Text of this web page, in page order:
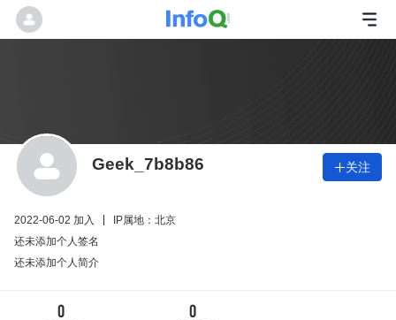
Geek_7b8b86 关注
2022-06-02 加入
IP属地：北京
还未添加个人签名
还未添加个人简介
0 0